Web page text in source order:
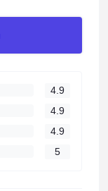
4.9
4.9
4.9
5